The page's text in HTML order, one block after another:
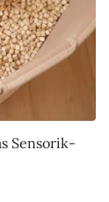
Sensorik-